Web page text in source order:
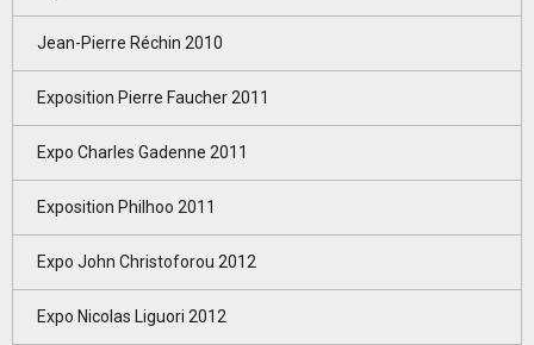
Jean-Pierre Réchin 2010
Exposition Pierre Faucher 2011
Expo Charles Gadenne 2011
Exposition Philhoo 2011
Expo John Christoforou 2012
Expo Nicolas Liguori 2012